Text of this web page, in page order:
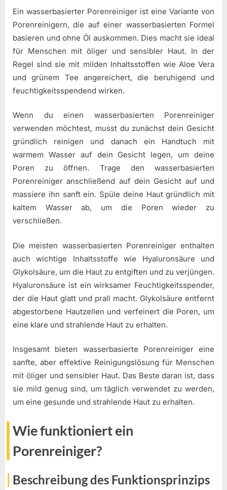
Ein wasserbasierter Porenreiniger ist eine Variante von
Porenreinigern, die auf einer wasserbasierten Formel
basieren und ohne Öl auskommen. Dies macht sie ideal
für Menschen mit öliger und sensibler Haut. In der
Regel sind sie mit milden Inhaltsstoffen wie Aloe Vera
und grünem Tee angereichert, die beruhigend und
feuchtigkeitsspendend wirken.
Wenn du einen wasserbasierten Porenreiniger
verwenden möchtest, musst du zunächst dein Gesicht
gründlich reinigen und danach ein Handtuch mit
warmem Wasser auf dein Gesicht legen, um deine
Poren zu öffnen. Trage den wasserbasierten
Porenreiniger anschließend auf dein Gesicht auf und
massiere ihn sanft ein. Spüle deine Haut gründlich mit
kaltem Wasser ab, um die Poren wieder zu
verschließen.
Die meisten wasserbasierten Porenreiniger enthalten
auch wichtige Inhaltsstoffe wie Hyaluronsäure und
Glykolsäure, um die Haut zu entgiften und zu verjüngen.
Hyaluronsäure ist ein wirksamer Feuchtigkeitsspender,
der die Haut glatt und prall macht. Glykolsäure entfernt
abgestorbene Hautzellen und verfeinert die Poren, um
eine klare und strahlende Haut zu erhalten.
Insgesamt bieten wasserbasierte Porenreiniger eine
sanfte, aber effektive Reinigungslösung für Menschen
mit öliger und sensibler Haut. Das Beste daran ist, dass
sie mild genug sind, um täglich verwendet zu werden,
um eine gesunde und strahlende Haut zu erhalten.
Wie funktioniert ein
Porenreiniger?
Beschreibung des Funktionsprinzips